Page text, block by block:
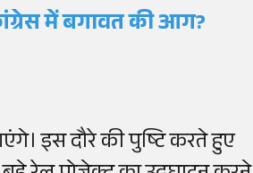
में बगावत की आग?
इस दौरे की पुष्टि करते हुए